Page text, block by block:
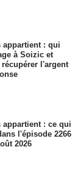
appartient : qui
à Soizic et
l'argent
appartient : ce qui
l'épisode 2266
2026